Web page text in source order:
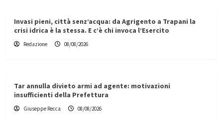
Invasi pieni, città senz’acqua: da Agrigento a Trapani la
crisi idrica è la stessa. E c’è chi invoca l’Esercito
Redazione 08/08/2026
Tar annulla divieto armi ad agente: motivazioni
insufficienti della Prefettura
Giuseppe Recca 08/08/2026